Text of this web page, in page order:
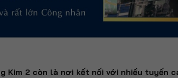
Kim 2 còn là nơi kết nối với nhiều tuyến